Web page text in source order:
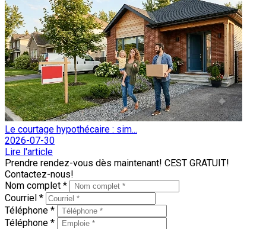
Le courtage hypothécaire : sim...
2026-07-30
Lire l'article
Prendre rendez-vous dès maintenant! CEST GRATUIT!
Contactez-nous!
Nom complet *
Courriel *
Téléphone *
Téléphone *